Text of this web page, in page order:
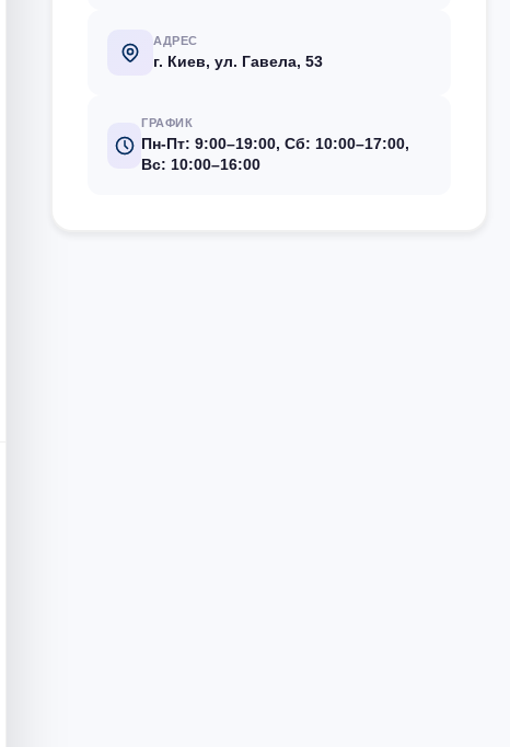
АДРЕС
г. Киев, ул. Гавела, 53
ГРАФИК
Пн-Пт: 9:00–19:00, Сб: 10:00–17:00,
Вс: 10:00–16:00